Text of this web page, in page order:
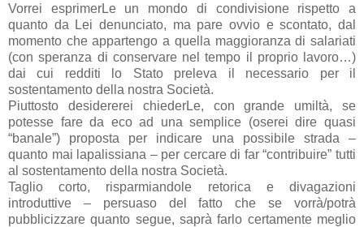
Vorrei esprimerLe un mondo di condivisione rispetto a
quanto da Lei denunciato, ma pare ovvio e scontato, dal
momento che appartengo a quella maggioranza di salariati
(con speranza di conservare nel tempo il proprio lavoro…)
dai cui redditi lo Stato preleva il necessario per il
sostentamento della nostra Società.
Piuttosto desidererei chiederLe, con grande umiltà, se
potesse fare da eco ad una semplice (oserei dire quasi
“banale”) proposta per indicare una possibile strada –
quanto mai lapalissiana – per cercare di far “contribuire” tutti
al sostentamento della nostra Società.
Taglio corto, risparmiandole retorica e divagazioni
introduttive – persuaso del fatto che se vorrà/potrà
pubblicizzare quanto segue, saprà farlo certamente meglio